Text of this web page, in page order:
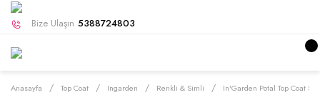
Bize Ulaşın 5388724803
Anasayfa Top Coat Ingarden Renkli & Simli In'Garden Potal Top Coat